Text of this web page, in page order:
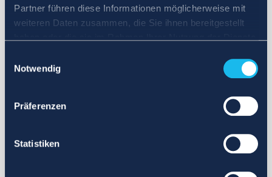
Partner führen diese Informationen möglicherweise mit
weiteren Daten zusammen, die Sie ihnen bereitgestellt
Notwendig
Präferenzen
Statistiken